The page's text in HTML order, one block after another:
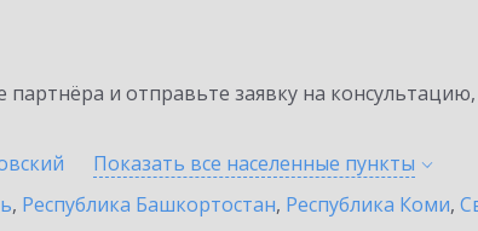
и отправьте заявку на
Показать все населенные пункты
, Республика Башкортостан, Республика Коми,